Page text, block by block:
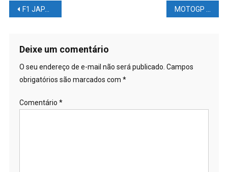
Navegação
Post
F1 JAPÃO – RESUMO da SEXTA-FEIRA
Deixe um comentário
O seu endereço de e-mail não será publicado. Campos
obrigatórios são marcados com *
Comentário *